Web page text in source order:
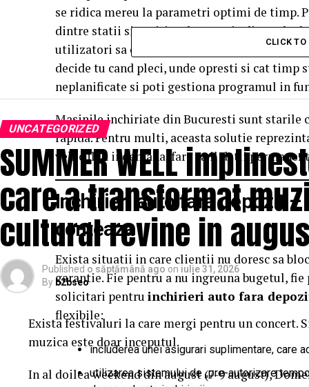
se ridica mereu la parametri optimi de timp.
dintre statii si opriri, aglomeratia din orele
utilizatori sa caute alternative. Cu o
masini
decide tu cand pleci, unde opresti si cat
neplanificate si poti gestiona programul in
Masinile inchiriate din Bucuresti sunt starile
rapida. Pentru multi, aceasta solutie
vehicul la indemana, fara sa il detii
Inchirieri auto fara depozit –
conteaza
Exista situatii in care clientii nu doresc sa
garantie. Fie pentru a nu ingreuna bugetul,
solicitari pentru inchirieri auto fara
flexibile:
includerea unei asigurari suplimentare, care
utilizarea sistemului de „pre-autorizare
CLICK
UNCATEGORIZED
SUMMER WELL
care a transformat
cultural revine in
Published o săptămână ago on iulie 31, 2026
By b2bseo
Exista festivaluri la care mergi pentru un concert.
muzica este doar inceputul.
In al doilea weekend din august (7-9 august),